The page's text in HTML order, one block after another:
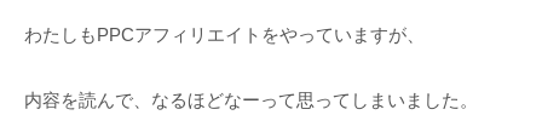
わたしもPPCアフィリエイトをやっていますが、
内容を読んで、なるほどなーって思ってしまいました。